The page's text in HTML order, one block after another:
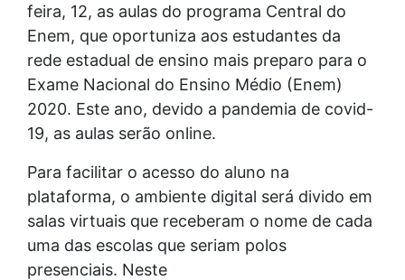
feira, 12, as aulas do programa Central do
Enem, que oportuniza aos estudantes da
rede estadual de ensino mais preparo para o
Exame Nacional do Ensino Médio (Enem)
2020. Este ano, devido a pandemia de covid-
19, as aulas serão online.
Para facilitar o acesso do aluno na
plataforma, o ambiente digital será divido em
salas virtuais que receberam o nome de cada
uma das escolas que seriam polos
presenciais. Neste